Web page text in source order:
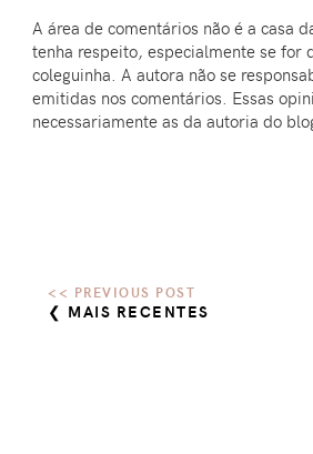
A área de comentários não é a casa
tenha respeito, especialmente se for
coleguinha. A autora não se
emitidas nos comentários. Essas
necessariamente as da autoria do
❮ MAIS RECENTES